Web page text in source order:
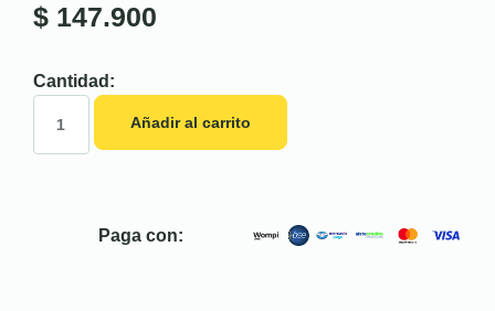
$ 147.900
Cantidad:
Añadir al carrito
Paga con: